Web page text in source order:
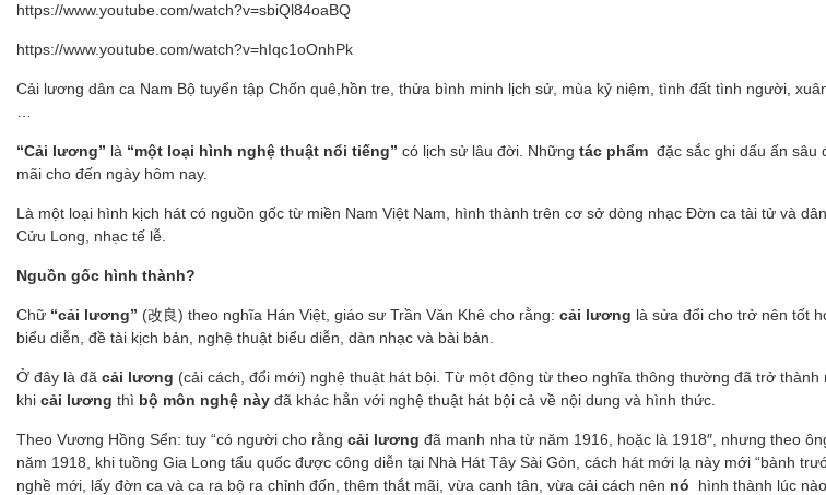
https://www.youtube.com/watch?v=sbiQl84oaBQ
https://www.youtube.com/watch?v=hIqc1oOnhPk
Cải lương dân ca Nam Bộ tuyển tập Chốn quê,hồn tre, thửa bình minh lịch sử, mùa kỷ niệm, tình đất tình người,
“Cải lương” là “một loại hình nghệ thuật nổi tiếng” có lịch sử lâu đời. Những tác phẩm đặc sắc ghi dấu ấn sâu
mãi cho đến ngày hôm nay.
Là một loại hình kịch hát có nguồn gốc từ miền Nam Việt Nam, hình thành trên cơ sở dòng nhạc Đờn ca tài tử và
Cửu Long, nhạc tế lễ.
Nguồn gốc hình thành?
Chữ “cải lương” (改良) theo nghĩa Hán Việt, giáo sư Trần Văn Khê cho rằng: cải lương là sửa đổi cho trở nên tốt
biểu diễn, đề tài kịch bản, nghệ thuật biểu diễn, dàn nhạc và bài bản.
Ở đây là đã cải lương (cải cách, đổi mới) nghệ thuật hát bội. Từ một động từ theo nghĩa thông thường đã trở thành
khi cải lương thì bộ môn nghệ này đã khác hẳn với nghệ thuật hát bội cả về nội dung và hình thức.
Theo Vương Hồng Sển: tuy “có người cho rằng cải lương đã manh nha từ năm 1916, hoặc là 1918″, nhưng theo
năm 1918, khi tuồng Gia Long tẩu quốc được công diễn tại Nhà Hát Tây Sài Gòn, cách hát mới lạ này mới “bành
nghề mới, lấy đờn ca và ca ra bộ ra chỉnh đốn, thêm thắt mãi, vừa canh tân, vừa cải cách nên nó hình thành lúc